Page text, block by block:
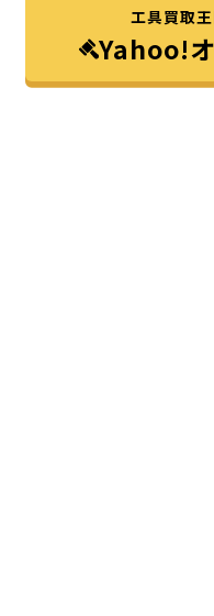
工具買取
Yahoo!